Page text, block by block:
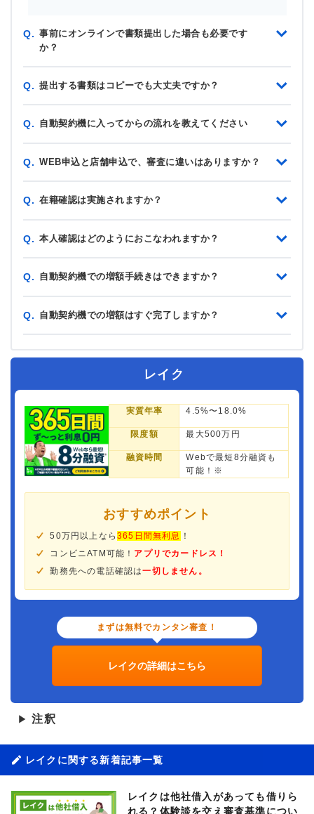
Q. 事前にオンラインで書類提出した場合も必要です
か？
Q. 提出する書類はコピーでも大丈夫ですか？
Q. 自動契約機に入ってからの流れを教えてください
Q. WEB申込と店舗申込で、審査に違いはありますか？
Q. 在籍確認は実施されますか？
Q. 本人確認はどのようにおこなわれますか？
Q. 自動契約機での増額手続きはできますか？
Q. 自動契約機での増額はすぐ完了しますか？
レイク
実質年率 4.5%〜18.0%
限度額 最大500万円
融資時間
Webで最短8分融資も
可能！※
おすすめポイント
50万円以上なら365日間無利息
！
コンビニATM可能！ アプリでカードレス！
勤務先への電話確認は一切しません。
まずは無料でカンタン審査！
レイクの詳細はこちら
▶ 注釈
レイクに関する新着記事一覧
レイクは他社借入があっても借りら
れる？体験談を交え審査基準につい